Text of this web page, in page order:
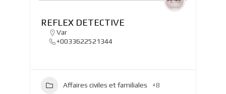
REFLEX DETECTIVE
Var
+0033622521344
Affaires civiles et familiales +8